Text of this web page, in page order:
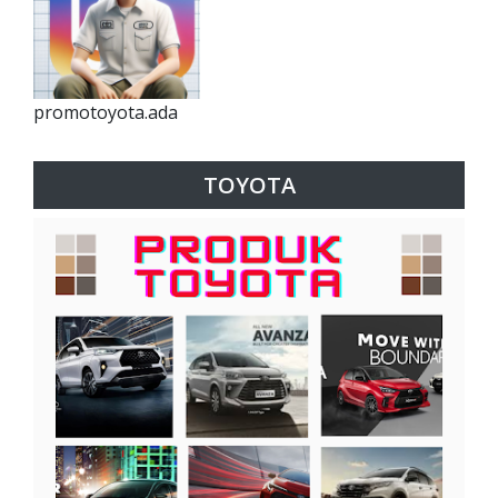
promotoyota.ada
TOYOTA